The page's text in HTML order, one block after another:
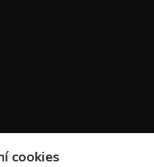
cookies